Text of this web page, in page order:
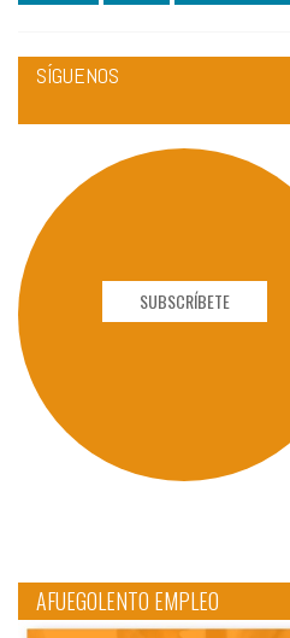
SÍGUENOS
SUBSCRÍBETE
AFUEGOLENTO EMPLEO